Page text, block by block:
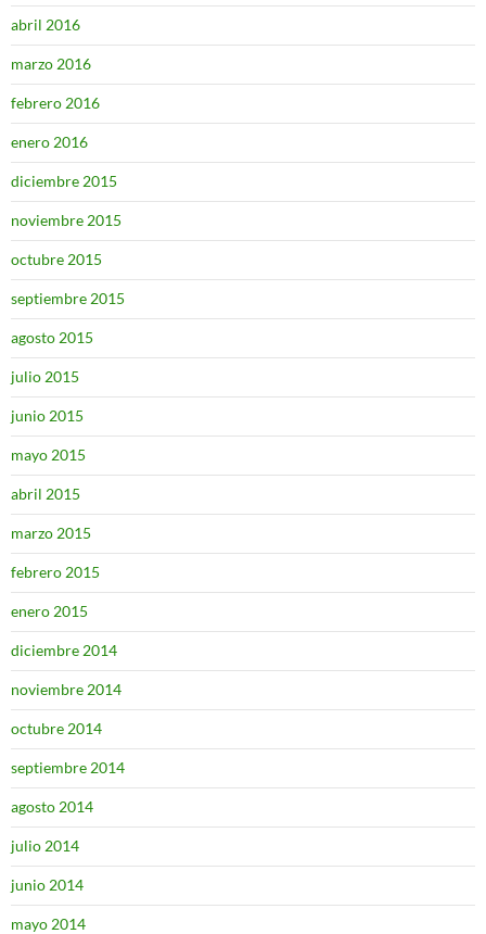
abril 2016
marzo 2016
febrero 2016
enero 2016
diciembre 2015
noviembre 2015
octubre 2015
septiembre 2015
agosto 2015
julio 2015
junio 2015
mayo 2015
abril 2015
marzo 2015
febrero 2015
enero 2015
diciembre 2014
noviembre 2014
octubre 2014
septiembre 2014
agosto 2014
julio 2014
junio 2014
mayo 2014